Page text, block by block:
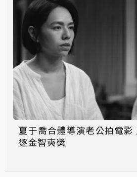
夏于喬合體導演老公拍電影
逐金智奭獎